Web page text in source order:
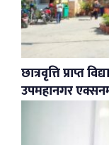
छात्रवृत्ति प्राप्त
उपमहानगर